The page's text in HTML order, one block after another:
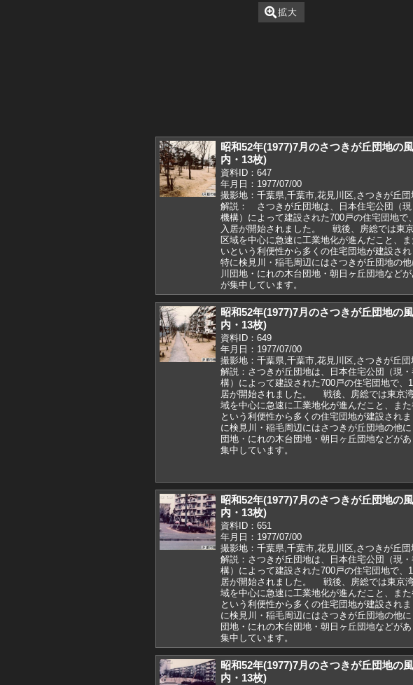
拡大
昭和52年(1977)7月のさつきが丘団地の
内・13枚)
資料ID：647
年月日：1977/07/00
撮影地：千葉県,千葉市,花見川区,さつきが丘団
解説： さつきが丘団地は、日本住宅公団（現
機構）によって建設された700戸の住宅団地で
入居が開始されました。 戦後、房総では東
区域を中心に急速に工業地化が進んだこと、
いという利便性から多くの住宅団地が建設さ
特に検見川・稲毛周辺にはさつきが丘団地の
川団地・にれの木台団地・朝日ヶ丘団地など
が集中しています。
昭和52年(1977)7月のさつきが丘団地の
内・13枚)
資料ID：649
年月日：1977/07/00
撮影地：千葉県,千葉市,花見川区,さつきが丘団
解説：さつきが丘団地は、日本住宅公団（現
構）によって建設された700戸の住宅団地で、
居が開始されました。 戦後、房総では東京
域を中心に急速に工業地化が進んだこと、ま
という利便性から多くの住宅団地が建設され
に検見川・稲毛周辺にはさつきが丘団地の他に
団地・にれの木台団地・朝日ヶ丘団地などが
集中しています。
昭和52年(1977)7月のさつきが丘団地の
内・13枚)
資料ID：651
年月日：1977/07/00
撮影地：千葉県,千葉市,花見川区,さつきが丘団
解説：さつきが丘団地は、日本住宅公団（現
構）によって建設された700戸の住宅団地で、
居が開始されました。 戦後、房総では東京
域を中心に急速に工業地化が進んだこと、ま
という利便性から多くの住宅団地が建設され
に検見川・稲毛周辺にはさつきが丘団地の他に
団地・にれの木台団地・朝日ヶ丘団地などが
集中しています。
昭和52年(1977)7月のさつきが丘団地の
内・13枚)